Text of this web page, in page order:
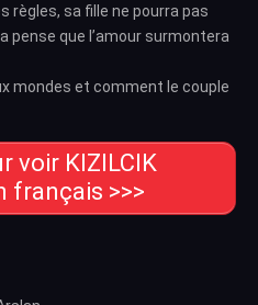
règles, sa fille ne pourra pas
pense que l’amour surmontera
mondes et comment le couple
voir KIZILCIK
français >>>